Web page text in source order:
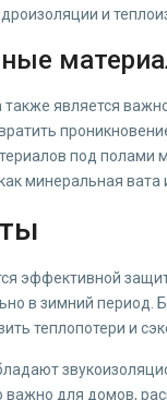
и
является
под полами
минеральная вата
эффективной
в зимний
теплопотери и
для домов,